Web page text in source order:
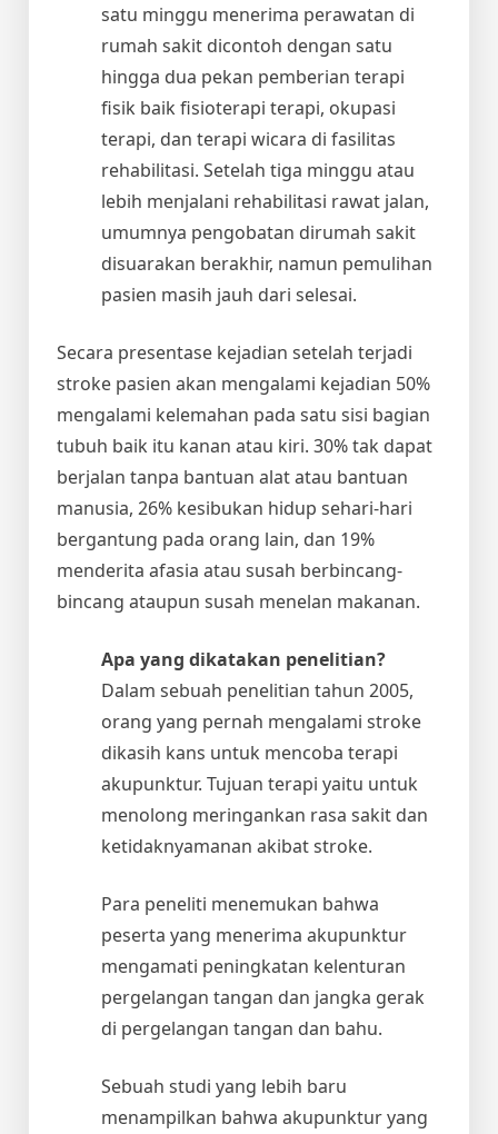
satu minggu menerima perawatan di
rumah sakit dicontoh dengan satu
hingga dua pekan pemberian terapi
fisik baik fisioterapi terapi, okupasi
terapi, dan terapi wicara di fasilitas
rehabilitasi. Setelah tiga minggu atau
lebih menjalani rehabilitasi rawat jalan,
umumnya pengobatan dirumah sakit
disuarakan berakhir, namun pemulihan
pasien masih jauh dari selesai.
Secara presentase kejadian setelah terjadi
stroke pasien akan mengalami kejadian 50%
mengalami kelemahan pada satu sisi bagian
tubuh baik itu kanan atau kiri. 30% tak dapat
berjalan tanpa bantuan alat atau bantuan
manusia, 26% kesibukan hidup sehari-hari
bergantung pada orang lain, dan 19%
menderita afasia atau susah berbincang-
bincang ataupun susah menelan makanan.
Apa yang dikatakan penelitian?
Dalam sebuah penelitian tahun 2005,
orang yang pernah mengalami stroke
dikasih kans untuk mencoba terapi
akupunktur. Tujuan terapi yaitu untuk
menolong meringankan rasa sakit dan
ketidaknyamanan akibat stroke.
Para peneliti menemukan bahwa
peserta yang menerima akupunktur
mengamati peningkatan kelenturan
pergelangan tangan dan jangka gerak
di pergelangan tangan dan bahu.
Sebuah studi yang lebih baru
menampilkan bahwa akupunktur yang